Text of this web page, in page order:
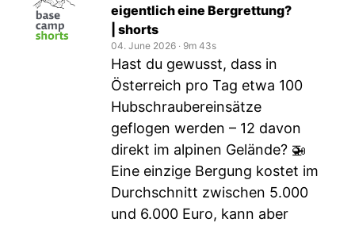
eigentlich eine Bergrettung?
| shorts
04. June 2026 ‧ 9m 43s
Hast du gewusst, dass in
Österreich pro Tag etwa 100
Hubschraubereinsätze
geflogen werden – 12 davon
direkt im alpinen Gelände? 🚁
Eine einzige Bergung kostet im
Durchschnitt zwischen 5.000
und 6.000 Euro, kann aber